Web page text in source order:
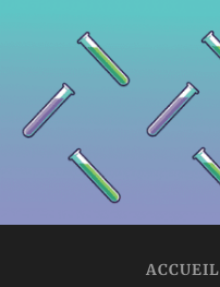
ACCUEIL